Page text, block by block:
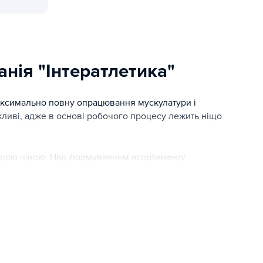
"Інтератлетика"
повну опрацювання мускулатури і
адже в основі робочого процесу лежить ніщо
ціною. Над формуванням асортименту